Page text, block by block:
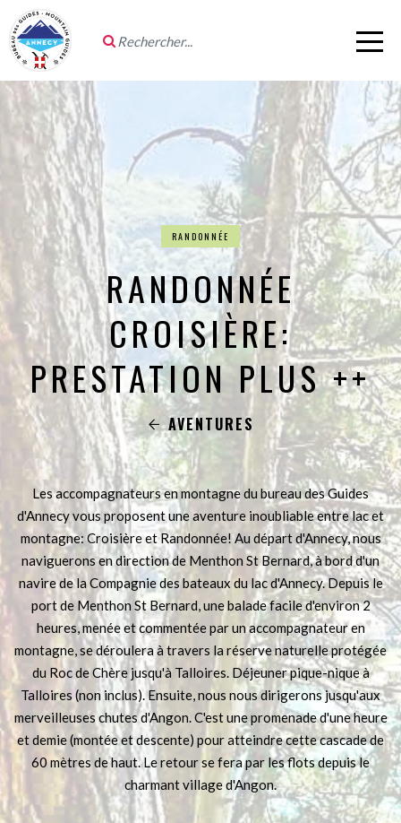
RANDONNÉE
RANDONNÉE
CROISIÈRE:
PRESTATION PLUS ++
AVENTURES
Les accompagnateurs en montagne du bureau des Guides
d'Annecy vous proposent une aventure inoubliable entre lac et
montagne: Croisière et Randonnée! Au départ d'Annecy, nous
naviguerons en direction de Menthon St Bernard, à bord d'un
navire de la Compagnie des bateaux du lac d'Annecy. Depuis le
port de Menthon St Bernard, une balade facile d'environ 2
heures, menée et commentée par un accompagnateur en
montagne, se déroulera à travers la réserve naturelle protégée
du Roc de Chère jusqu'à Talloires. Déjeuner pique-nique à
Talloires (non inclus). Ensuite, nous nous dirigerons jusqu'aux
merveilleuses chutes d'Angon. C'est une promenade d'une heure
et demie (montée et descente) pour atteindre cette cascade de
60 mètres de haut. Le retour se fera par les flots depuis le
charmant village d'Angon.